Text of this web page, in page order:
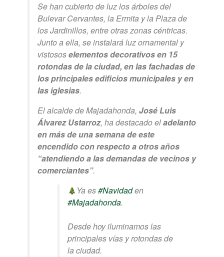
Se han cubierto de luz los árboles del
Bulevar Cervantes, la Ermita y la Plaza de
los Jardinillos, entre otras zonas céntricas.
Junto a ella, se instalará luz ornamental y
vistososelementos decorativos en 15
rotondas de la ciudad, en las fachadas de
los principales edificios municipales y en
las iglesias.
El alcalde de Majadahonda, José Luis
Álvarez Ustarroz, ha destacado eladelanto
en más de una semana de este
encendido con respecto a otros años
“atendiendo a las demandas de vecinos y
comerciantes”.
Ya es#Navidaden
#Majadahonda.
Desde hoy iluminamos las
principales vías y rotondas de
la ciudad.